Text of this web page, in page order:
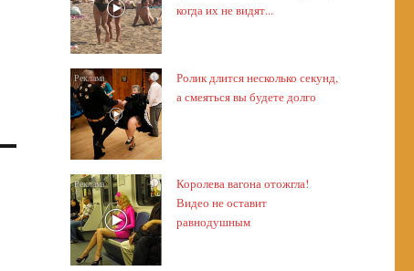
когда их не видят...
i
Ролик длится несколько секунд,
а смеяться вы будете долго
i
Королева вагона отожгла!
Видео не оставит
равнодушным